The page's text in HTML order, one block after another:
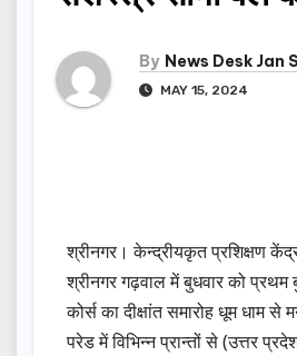
By News Desk Jan
MAY 15, 2024
श्रीनगर। केन्द्रीयकृत प्रशिक्षण
श्रीनगर गढ़वाल में बुधवार को प्रथम
कोर्स का दीक्षांत समारोह धूम धाम से
परेड में विभिन्न प्रान्तों से (उत्तर